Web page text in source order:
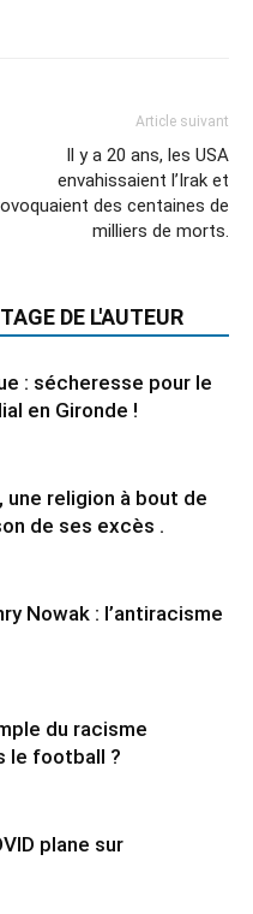
Article suivant
Il y a 20 ans, les USA
envahissaient l’Irak et
des centaines de
milliers de morts.
DE L'AUTEUR
: sécheresse pour le
en Gironde !
une religion à bout de
de ses excès .
Nowak : l’antiracisme
du racisme
le football ?
plane sur